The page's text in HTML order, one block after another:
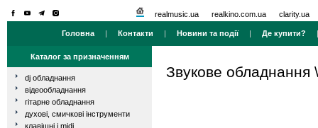
realmusic.ua realkino.com.ua clarity.ua
Головна | Контакти | Новини та події| Де купити?
Каталог за призначенням
dj обладнання
відеообладнання
гітарне обладнання
духові, смичкові інструменти
клавішні і midi
Звукове обладнання